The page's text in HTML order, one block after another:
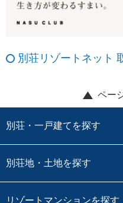
別荘リゾートネット
ペー
別荘・一戸建てを探す
別荘地・土地を探す
リゾートマンションを探す